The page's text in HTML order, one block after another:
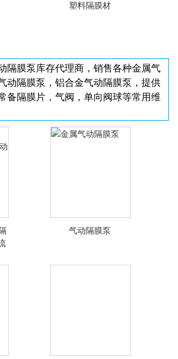
<查看详情>
塑料隔膜材
隔膜泵库存代理商，销售各种金属气
动隔膜泵，铝合金气动隔膜泵，提供
备隔膜片，气阀，单向阀球等常用维
气动隔膜泵